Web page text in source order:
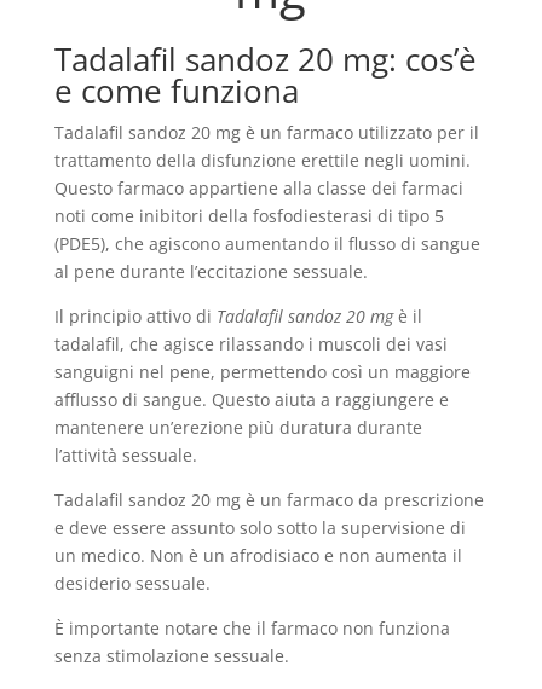
Tadalafil sandoz 20 mg: cos’è
e come funziona
Tadalafil sandoz 20 mg è un farmaco utilizzato per il
trattamento della disfunzione erettile negli uomini.
Questo farmaco appartiene alla classe dei farmaci
noti come inibitori della fosfodiesterasi di tipo 5
(PDE5), che agiscono aumentando il flusso di sangue
al pene durante l’eccitazione sessuale.
Il principio attivo di Tadalafil sandoz 20 mgè il
tadalafil, che agisce rilassando i muscoli dei vasi
sanguigni nel pene, permettendo così un maggiore
afflusso di sangue. Questo aiuta a raggiungere e
mantenere un’erezione più duratura durante
l’attività sessuale.
Tadalafil sandoz 20 mg è un farmaco da prescrizione
e deve essere assunto solo sotto la supervisione di
un medico. Non è un afrodisiaco e non aumenta il
desiderio sessuale.
È importante notare che il farmaco non funziona
senza stimolazione sessuale.